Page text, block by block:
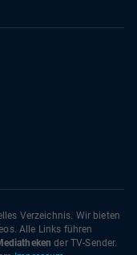
Verzeichnis. Wir bieten
Alle Links führen
der TV-Sender.